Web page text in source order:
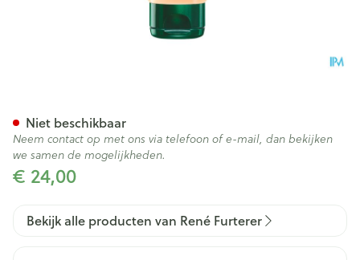
€ 24,00
Niet beschikbaar
Neem contact op met ons via telefoon of e-mail, dan bekijken
we samen de mogelijkheden.
Bekijk alle producten van René Furterer